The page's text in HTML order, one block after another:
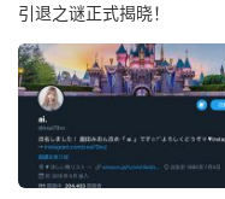
引退之谜正式揭晓！